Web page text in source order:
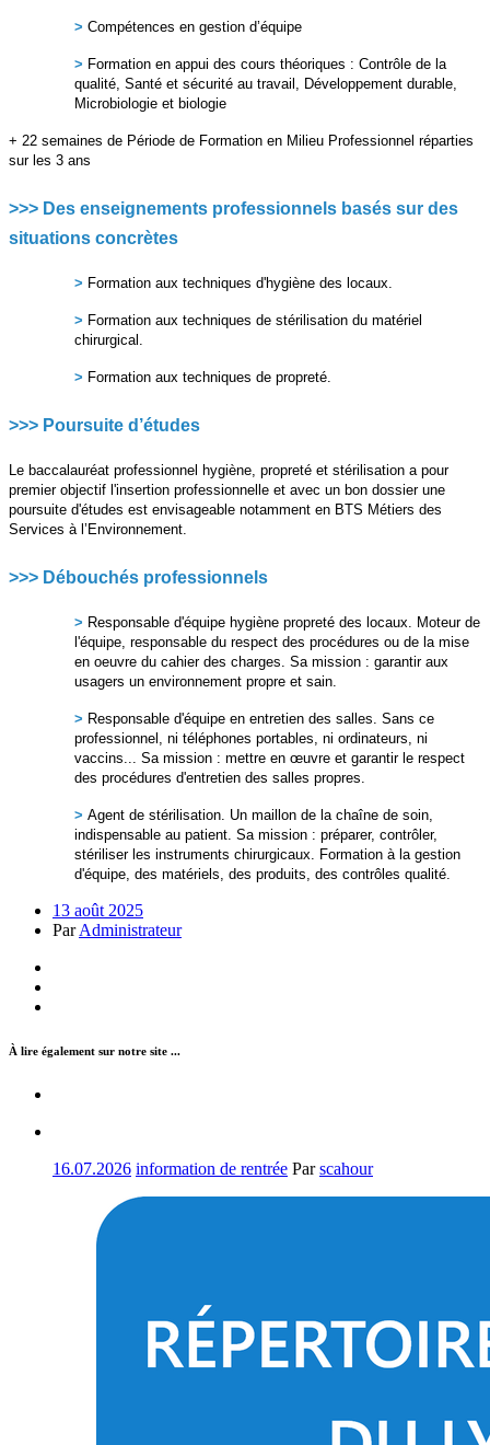
> Compétences en gestion d’équipe
> Formation en appui des cours théoriques : Contrôle de la
qualité, Santé et sécurité au travail, Développement durable,
Microbiologie et biologie
+ 22 semaines de Période de Formation en Milieu Professionnel réparties
sur les 3 ans
>>> Des enseignements professionnels basés sur des
situations concrètes
> Formation aux techniques d'hygiène des locaux.
> Formation aux techniques de stérilisation du matériel
chirurgical.
> Formation aux techniques de propreté.
>>> Poursuite d’études
Le baccalauréat professionnel hygiène, propreté et stérilisation a pour
premier objectif l'insertion professionnelle et avec un bon dossier une
poursuite d'études est envisageable notamment en BTS Métiers des
Services à l’Environnement.
>>> Débouchés professionnels
> Responsable d'équipe hygiène propreté des locaux. Moteur de
l'équipe, responsable du respect des procédures ou de la mise
en oeuvre du cahier des charges. Sa mission : garantir aux
usagers un environnement propre et sain.
> Responsable d'équipe en entretien des salles. Sans ce
professionnel, ni téléphones portables, ni ordinateurs, ni
vaccins... Sa mission : mettre en œuvre et garantir le respect
des procédures d'entretien des salles propres.
> Agent de stérilisation. Un maillon de la chaîne de soin,
indispensable au patient. Sa mission : préparer, contrôler,
stériliser les instruments chirurgicaux. Formation à la gestion
d'équipe, des matériels, des produits, des contrôles qualité.
13 août 2025
ParAdministrateur
À lire également sur notre site ...
16.07.2026 information de rentrée Parscahour